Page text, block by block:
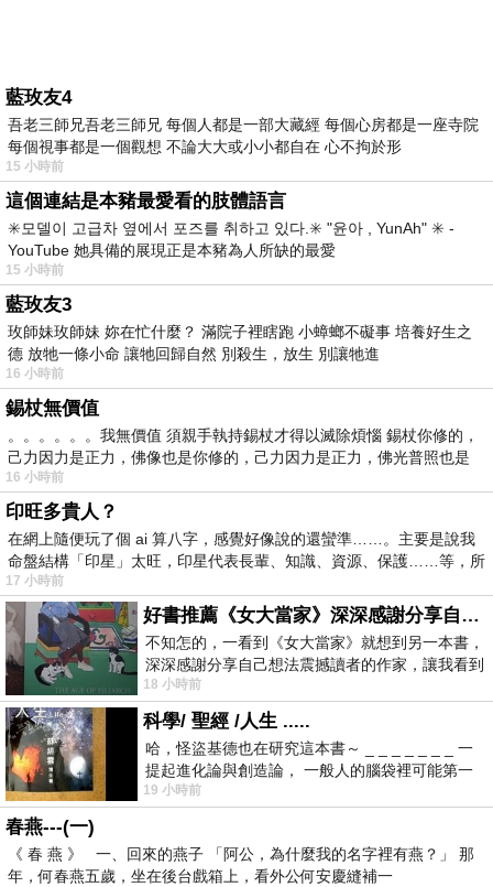
藍玫友4
吾老三師兄吾老三師兄 每個人都是一部大藏經 每個心房都是一座寺院
每個視事都是一個觀想 不論大大或小小都自在 心不拘於形
15 小時前
這個連結是本豬最愛看的肢體語言
✳️모델이 고급차 옆에서 포즈를 취하고 있다.✳️ "윤아 , YunAh" ✳️ -
YouTube 她具備的展現正是本豬為人所缺的最愛
15 小時前
藍玫友3
玫師妹玫師妹 妳在忙什麼？ 滿院子裡瞎跑 小蟑螂不礙事 培養好生之
德 放牠一條小命 讓牠回歸自然 別殺生，放生 別讓牠進
16 小時前
錫杖無價值
。。。。。。我無價值 須親手執持錫杖才得以滅除煩惱 錫杖你修的，
己力因力是正力，佛像也是你修的，己力因力是正力，佛光普照也是
16 小時前
印旺多貴人？
在網上隨便玩了個 ai 算八字，感覺好像說的還蠻準……。主要是說我
命盤結構「印星」太旺，印星代表長輩、知識、資源、保護……等，所
17 小時前
好書推薦《女大當家》深深感謝分享自己想法震撼讀者的作家，讓我看到不同樣貌的家庭！
不知怎的，一看到《女大當家》就想到另一本書，
深深感謝分享自己想法震撼讀者的作家，讓我看到
不同樣貌的家庭！ 《女大
18 小時前
科學/ 聖經 /人生 .....
哈，怪盜基德也在研究這本書～ _ _ _ _ _ _ _ 一
提起進化論與創造論， 一般人的腦袋裡可能第一
時間就有「 進化論很科
19 小時前
春燕---(一)
《 春 燕 》 一、回來的燕子 「阿公，為什麼我的名字裡有燕？」 那
年，何春燕五歲，坐在後台戲箱上，看外公何安慶縫補一